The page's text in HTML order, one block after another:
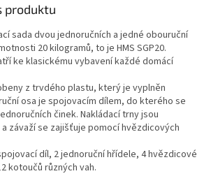
produktu
sada dvou jednoručních a jedné obouruční
20 kilogramů, to je HMS SGP20.
ke klasickému vybavení každé domácí
z trvdého plastu, který je vyplněn
osa je spojovacím dílem, do kterého se
činek. Nakládací trny jsou
závaží se zajišťuje pomocí hvězdicových
díl, 2 jednoruční hřídele, 4 hvězdicové
kotoučů různých vah.